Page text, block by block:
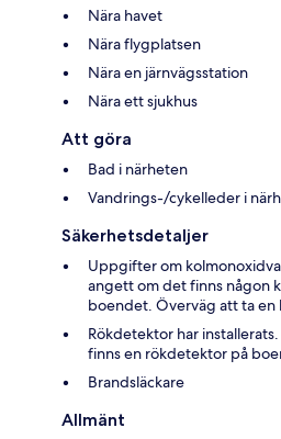
Nära havet
Nära flygplatsen
Nära en järnvägsstation
Nära ett sjukhus
Att göra
Bad i närheten
Vandrings-/cykelleder i
Säkerhetsdetaljer
Uppgifter om
angett om det finns någon
boendet. Överväg att ta
Rökdetektor har
finns en rökdetektor på
Brandsläckare
Allmänt